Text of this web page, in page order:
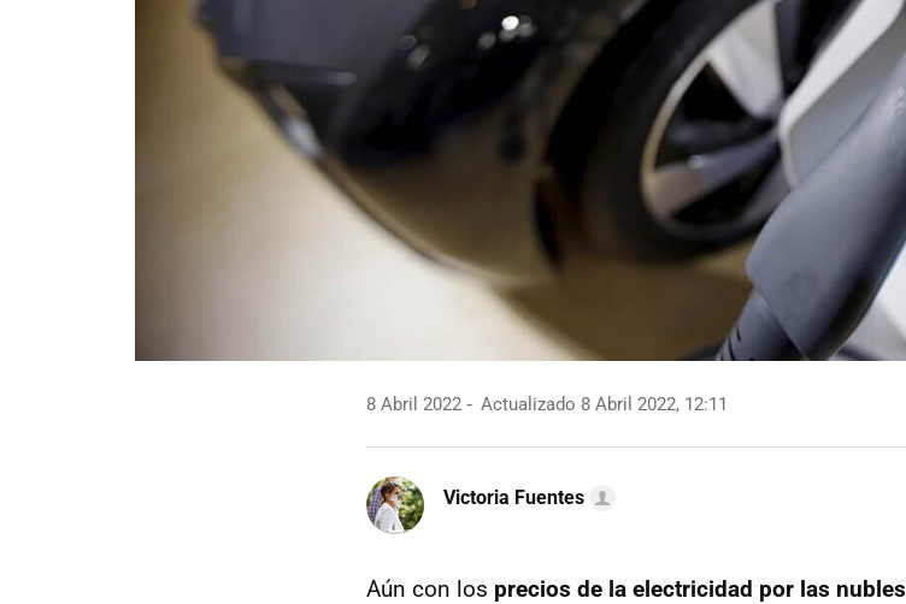
8 Abril 2022 Actualizado 8 Abril 2022, 12:11
Victoria Fuentes
Aún con los precios de la electricidad por las nubles